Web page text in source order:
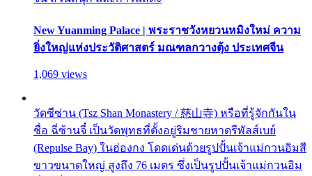
New Yuanming Palace | พระราชวังหยวนหมิงใหม่ ความ
ยิ่งใหญ่แห่งประวัติศาสตร์ มณฑลกวางตุ้ง ประเทศจีน
1,069 views
วัดซีซ่าน (Tsz Shan Monastery / 慈山寺) หรือที่รู้จักกันใน
ชื่อ ฉี่ซ้านจี๋ เป็นวัดพุทธที่ตั้งอยู่ริมชายหาดรีพัลส์เบย์
(Repulse Bay) ในฮ่องกง โดดเด่นด้วยรูปปั้นเจ้าแม่กวนอิมสี
ขาวขนาดใหญ่ สูงถึง 76 เมตร ซึ่งเป็นรูปปั้นเจ้าแม่กวนอิม